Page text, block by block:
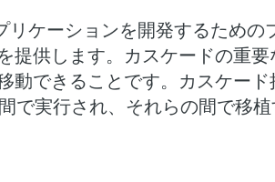
ケーションを開発するため
提供します。カスケードの重
動できることです。カスケー
実行され、それらの間で移植